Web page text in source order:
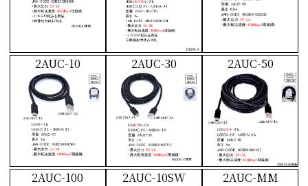
2AUC-10 2AUC-30 2AUC-50
2AUC-100 2AUC-10SW 2AUC-MM